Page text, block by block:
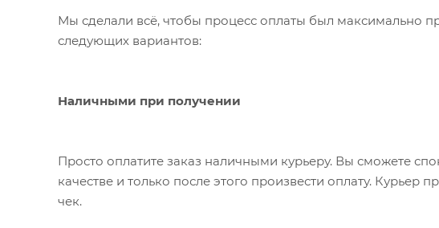
Мы сделали всё, чтобы процесс оплаты был максимально
следующих вариантов:
Наличными при получении
Просто оплатите заказ наличными курьеру. Вы сможете
качестве и только после этого произвести оплату.
чек.